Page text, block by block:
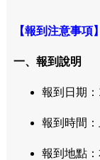
【報到注意事項】
一、報到說明
報到日期
報到時間
報到地點